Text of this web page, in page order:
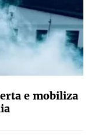
e mobiliza